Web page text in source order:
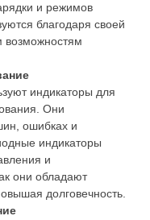
и режимов
благодаря своей
возможностям
индикаторы для
Они
ошибках и
индикаторы
и
они обладают
долговечность.